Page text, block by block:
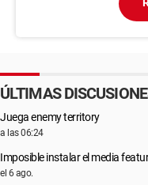
ÚLTIMAS
Juega enemy territory
a las 06:24
Imposible instalar el media
el 6 ago.